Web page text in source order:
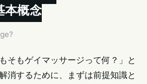
本概念
そもゲイマッサージって何？」と
消するために、まずは前提知識と